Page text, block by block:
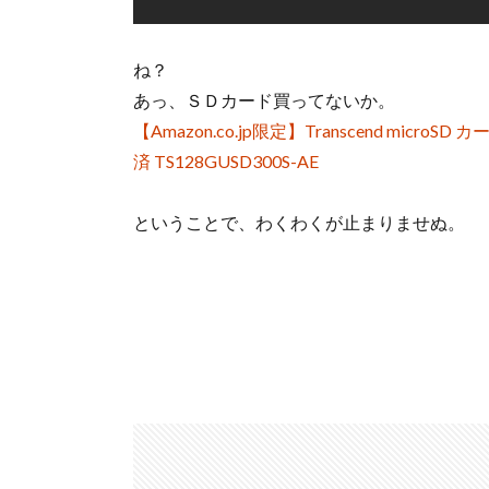
ね？
あっ、ＳＤカード買ってないか。
【Amazon.co.jp限定】Transcend microSD
済 TS128GUSD300S-AE
ということで、わくわくが止まりませぬ。